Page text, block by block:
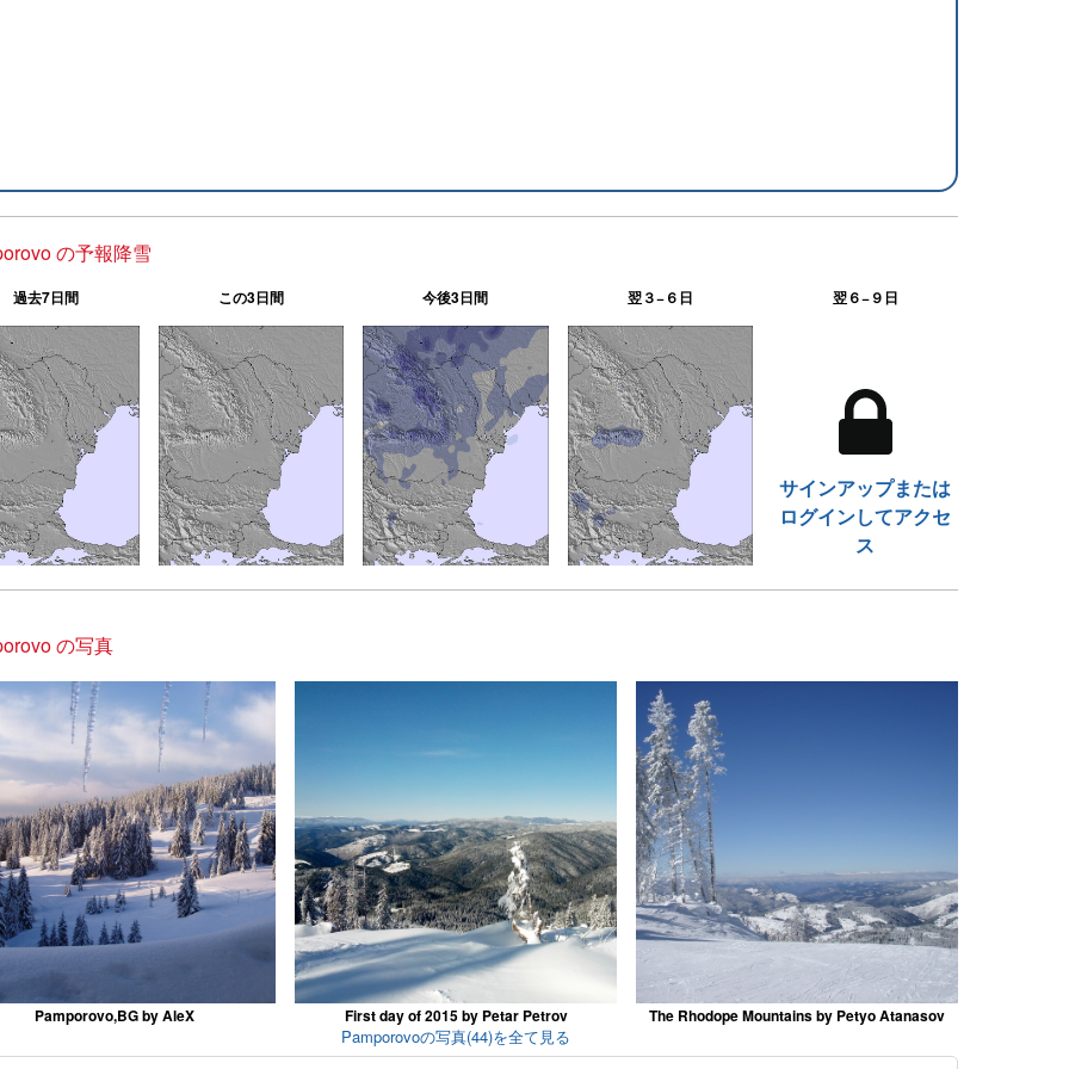
の予報降雪
過去7日間 この3日間 今後3日間 翌３−６日 翌６−９日
サインアップまたは
ログインしてアクセ
ス
の写真
Pamporovo,BG by AleX First day of 2015 by Petar Petrov The Rhodope Mountains by Petyo Atanasov
Pamporovoの写真(44)を全て見る